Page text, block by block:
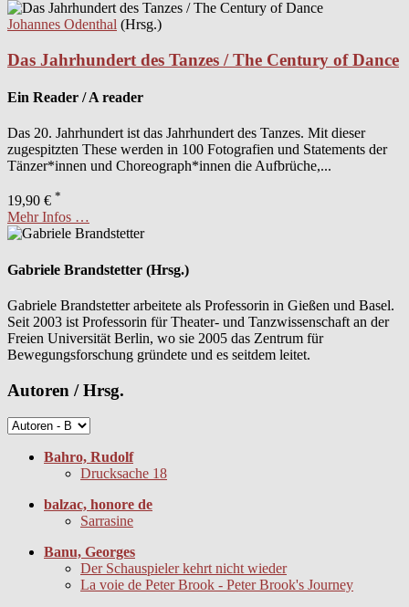
Johannes Odenthal (Hrsg.)
Das Jahrhundert des Tanzes / The Century of Dance
Ein Reader / A reader
Das 20. Jahrhundert ist das Jahrhundert des Tanzes. Mit dieser
zugespitzten These werden in 100 Fotografien und Statements der
Tänzer*innen und Choreograph*innen die Aufbrüche,...
19,90 € *
Mehr Infos …
Gabriele Brandstetter (Hrsg.)
Gabriele Brandstetter arbeitete als Professorin in Gießen und Basel.
Seit 2003 ist Professorin für Theater- und Tanzwissenschaft an der
Freien Universität Berlin, wo sie 2005 das Zentrum für
Bewegungsforschung gründete und es seitdem leitet.
Autoren / Hrsg.
Bahro, Rudolf
Drucksache 18
balzac, honore de
Sarrasine
Banu, Georges
Der Schauspieler kehrt nicht wieder
La voie de Peter Brook - Peter Brook's Journey